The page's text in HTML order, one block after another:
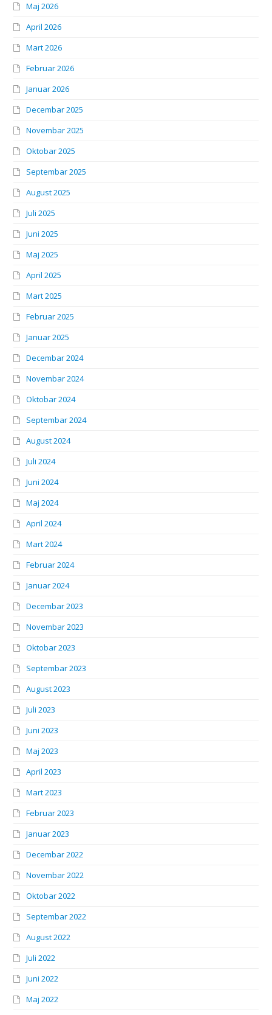
Maj 2026
April 2026
Mart 2026
Februar 2026
Januar 2026
Decembar 2025
Novembar 2025
Oktobar 2025
Septembar 2025
August 2025
Juli 2025
Juni 2025
Maj 2025
April 2025
Mart 2025
Februar 2025
Januar 2025
Decembar 2024
Novembar 2024
Oktobar 2024
Septembar 2024
August 2024
Juli 2024
Juni 2024
Maj 2024
April 2024
Mart 2024
Februar 2024
Januar 2024
Decembar 2023
Novembar 2023
Oktobar 2023
Septembar 2023
August 2023
Juli 2023
Juni 2023
Maj 2023
April 2023
Mart 2023
Februar 2023
Januar 2023
Decembar 2022
Novembar 2022
Oktobar 2022
Septembar 2022
August 2022
Juli 2022
Juni 2022
Maj 2022